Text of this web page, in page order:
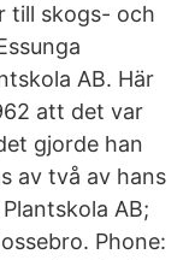
till skogs- och
AB. Här
att det var
gjorde han
av två av hans
AB;
Phone: